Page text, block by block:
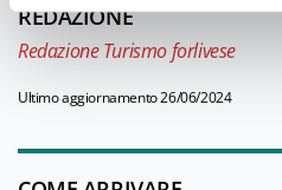
REDAZIONE
Redazione Turismo forlivese
Ultimo aggiornamento 26/06/2024